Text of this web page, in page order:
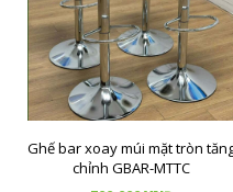
Ghế bar xoay múi mặt tròn
chỉnh GBAR-MTTC